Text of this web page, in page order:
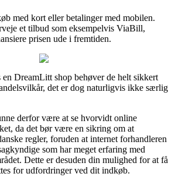
med kort eller betalinger med mobilen.
et tilbud som eksempelvis ViaBill,
prisen ude i fremtiden.
en DreamLitt shop behøver de helt sikkert
det er dog naturligvis ikke særlig
derfor være at se hvorvidt online
da det bør være en sikring om at
regler, foruden at internet forhandleren
som har meget erfaring med
Dette er desuden din mulighed for at få
for udfordringer ved dit indkøb.